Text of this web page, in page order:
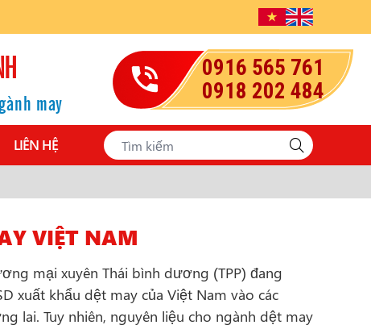
may
0916 565 761
0918 202 484
LIÊN HỆ
VIỆT NAM
mại xuyên Thái bình dương (TPP) đang
xuất khẩu dệt may của Việt Nam vào các
lai. Tuy nhiên, nguyên liệu cho ngành dệt may